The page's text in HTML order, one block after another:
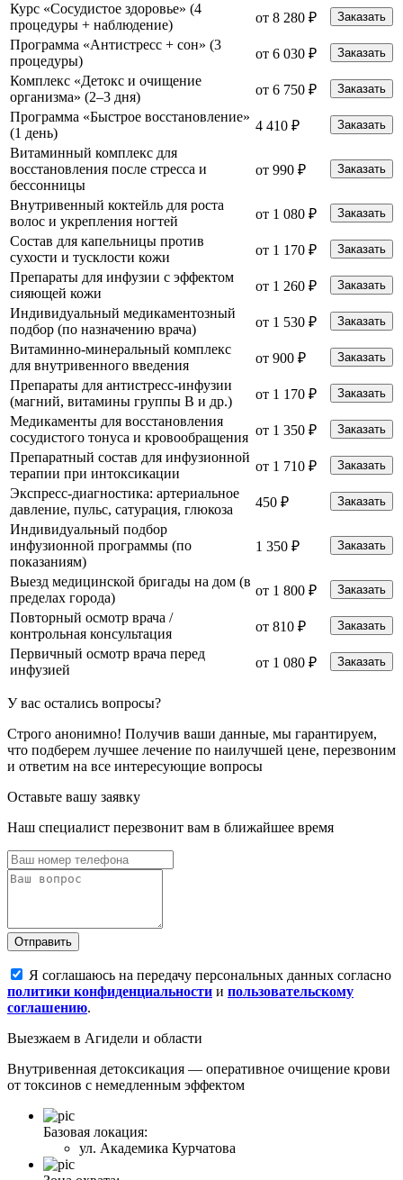
Курс «Сосудистое здоровье» (4
процедуры + наблюдение)
от 8 280 ₽ Заказать
Программа «Антистресс + сон» (3
процедуры)
от 6 030 ₽ Заказать
Комплекс «Детокс и очищение
организма» (2–3 дня)
от 6 750 ₽ Заказать
Программа «Быстрое восстановление»
(1 день)
4 410 ₽ Заказать
Витаминный комплекс для
восстановления после стресса и
бессонницы
от 990 ₽ Заказать
Внутривенный коктейль для роста
волос и укрепления ногтей
от 1 080 ₽ Заказать
Состав для капельницы против
сухости и тусклости кожи
от 1 170 ₽ Заказать
Препараты для инфузии с эффектом
сияющей кожи
от 1 260 ₽ Заказать
Индивидуальный медикаментозный
подбор (по назначению врача)
от 1 530 ₽ Заказать
Витаминно-минеральный комплекс
для внутривенного введения
от 900 ₽ Заказать
Препараты для антистресс-инфузии
(магний, витамины группы B и др.)
от 1 170 ₽ Заказать
Медикаменты для восстановления
сосудистого тонуса и кровообращения от 1 350 ₽ Заказать
Препаратный состав для инфузионной
терапии при интоксикации
от 1 710 ₽ Заказать
Экспресс-диагностика: артериальное
давление, пульс, сатурация, глюкоза
450 ₽ Заказать
Индивидуальный подбор
инфузионной программы (по
показаниям)
1 350 ₽ Заказать
Выезд медицинской бригады на дом (в
пределах города)
от 1 800 ₽ Заказать
Повторный осмотр врача /
контрольная консультация
от 810 ₽ Заказать
Первичный осмотр врача перед
инфузией
от 1 080 ₽ Заказать
У вас остались вопросы?
Строго анонимно! Получив ваши данные, мы гарантируем,
что подберем лучшее лечение по наилучшей цене, перезвоним
и ответим на все интересующие вопросы
Оставьте вашу заявку
Наш специалист перезвонит вам в ближайшее время
Отправить
Я соглашаюсь на передачу персональных данных согласно
политики конфиденциальности и пользовательскому
соглашению.
Выезжаем в Агидели и области
Внутривенная детоксикация — оперативное очищение крови
от токсинов с немедленным эффектом
Базовая локация:
ул. Академика Курчатова